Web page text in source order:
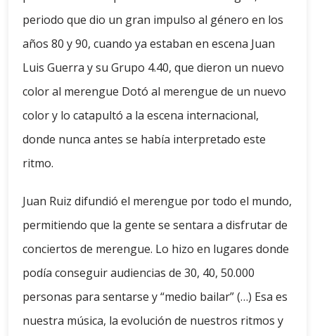
periodo que dio un gran impulso al género en los
años 80 y 90, cuando ya estaban en escena Juan
Luis Guerra y su Grupo 4.40, que dieron un nuevo
color al merengue Dotó al merengue de un nuevo
color y lo catapultó a la escena internacional,
donde nunca antes se había interpretado este
ritmo.
Juan Ruiz difundió el merengue por todo el mundo,
permitiendo que la gente se sentara a disfrutar de
conciertos de merengue. Lo hizo en lugares donde
podía conseguir audiencias de 30, 40, 50.000
personas para sentarse y “medio bailar” (…) Esa es
nuestra música, la evolución de nuestros ritmos y